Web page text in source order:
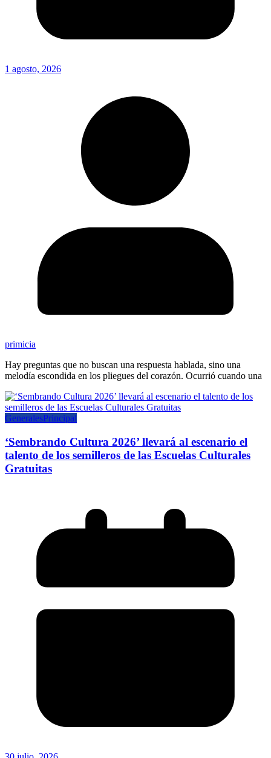
1 agosto, 2026
primicia
Hay preguntas que no buscan una respuesta hablada, sino una
melodía escondida en los pliegues del corazón. Ocurrió cuando una
GeneralesPrincipal
‘Sembrando Cultura 2026’ llevará al escenario el
talento de los semilleros de las Escuelas Culturales
Gratuitas